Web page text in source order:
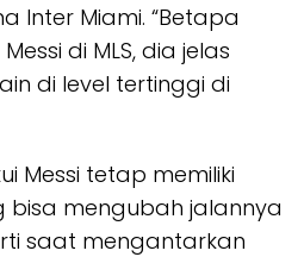
Inter Miami. “Betapa
di MLS, dia jelas
di level tertinggi di
Messi tetap memiliki
bisa mengubah jalannya
saat mengantarkan